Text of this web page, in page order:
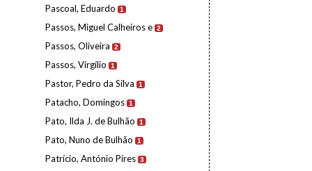
Pascoal, Eduardo 1
Passos, Miguel Calheiros e 2
Passos, Oliveira 2
Passos, Virgílio 1
Pastor, Pedro da Silva 1
Patacho, Domingos 1
Pato, Ilda J. de Bulhão 1
Pato, Nuno de Bulhão 1
Patrício, António Pires 3